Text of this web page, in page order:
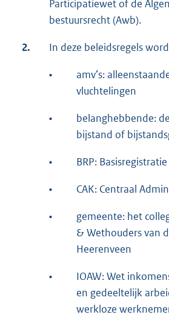
Participatiewet of de
bestuursrecht (Awb).
2. In deze beleidsregels
•
amv’s:
vluchtelingen
•
belanghebbende:
bijstand of
• BRP:
• CAK: Centraal
•
gemeente: het
& Wethouders van
Heerenveen
•
IOAW: Wet
en gedeeltelijk
werkloze